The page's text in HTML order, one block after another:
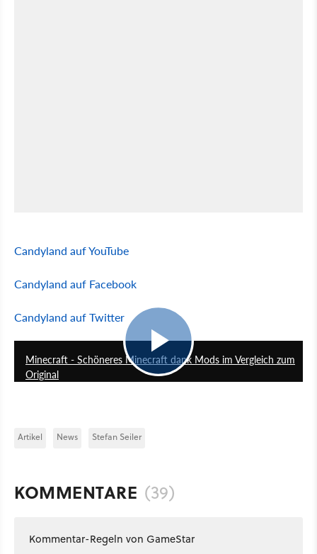
Candyland auf YouTube
Candyland auf Facebook
Candyland auf Twitter
Minecraft - Schöneres Minecraft dank Mods im Vergleich zum
Original
Artikel News Stefan Seiler
KOMMENTARE (39)
Kommentar-Regeln von GameStar